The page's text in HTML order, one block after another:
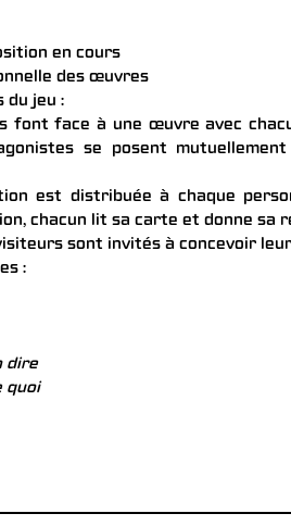
en cours
des œuvres
du jeu :
font face à une œuvre avec
se posent
est distribuée à chaque
chacun lit sa carte et donne sa
sont invités à concevoir
:
dire
quoi